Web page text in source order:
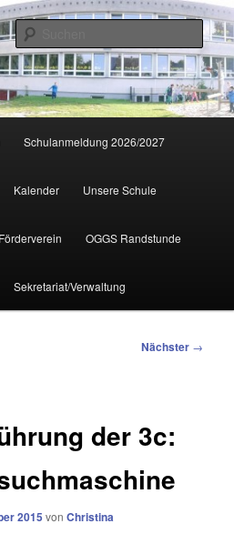
Schulanmeldung 2026/2027
Kalender Unsere Schule
Förderverein OGGS Randstunde
Sekretariat/Verwaltung
Nächster →
der 3c:
2015 vonChristina